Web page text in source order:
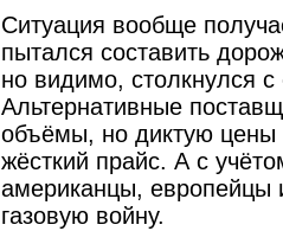
Ситуация вообще
пытался составить
но видимо, столкнулся
Альтернативные
объёмы, но диктую цены
жёсткий прайс. А с
американцы, европейцы
газовую войну.